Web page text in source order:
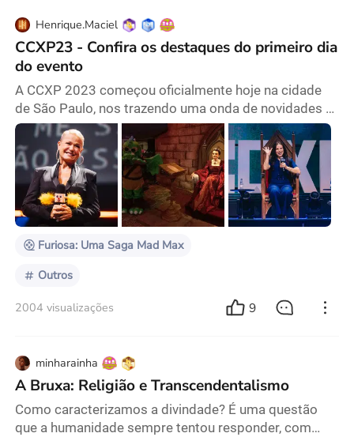
Henrique.Maciel
CCXP23 - Confira os destaques do primeiro dia
do evento
A CCXP 2023 começou oficialmente hoje na cidade
de São Paulo, nos trazendo uma onda de novidades a
primeira vista e muita emoção. Nós da Peliplat
conferimos alguns dos destaques desse primeiro dia
épico. A RAINHA DOS BAIXINHOS No Palco Thunder,
o principal do evento, Xuxa Meneghel foi ovacionada
com gritos do público, transformando sua
participação em um verdadeiro Show da Xuxa. A loira
recebeu um
Furiosa: Uma Saga Mad Max
Outros
2004 visualizações 9
minharainha
A Bruxa: Religião e Transcendentalismo
Como caracterizamos a divindade? É uma questão
que a humanidade sempre tentou responder, com